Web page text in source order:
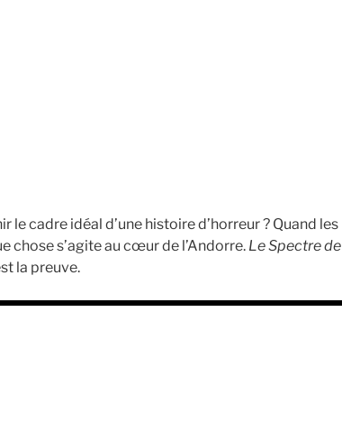
cadre idéal d’une histoire d’horreur ? Quand les
chose s’agite au cœur de l’Andorre. Le Spectre de
la preuve.